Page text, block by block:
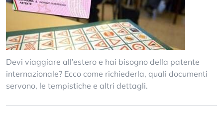
Devi viaggiare all’estero e hai bisogno della patente
internazionale? Ecco come richiederla, quali documenti
servono, le tempistiche e altri dettagli.